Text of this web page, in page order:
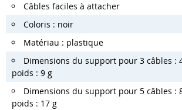
Câbles faciles à attacher
Coloris : noir
Matériau : plastique
Dimensions du support pour 3 câbles :
poids : 9 g
Dimensions du support pour 5 câbles :
poids : 17 g